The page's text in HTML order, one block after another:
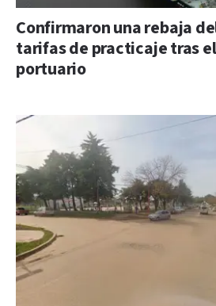
Confirmaron una rebaja
tarifas de practicaje tras
portuario